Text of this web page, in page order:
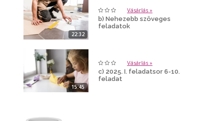
22:32
Vásárlás »
b) Nehezebb szöveges
feladatok
15:45
Vásárlás »
c) 2025. I. feladatsor 6-10.
feladat